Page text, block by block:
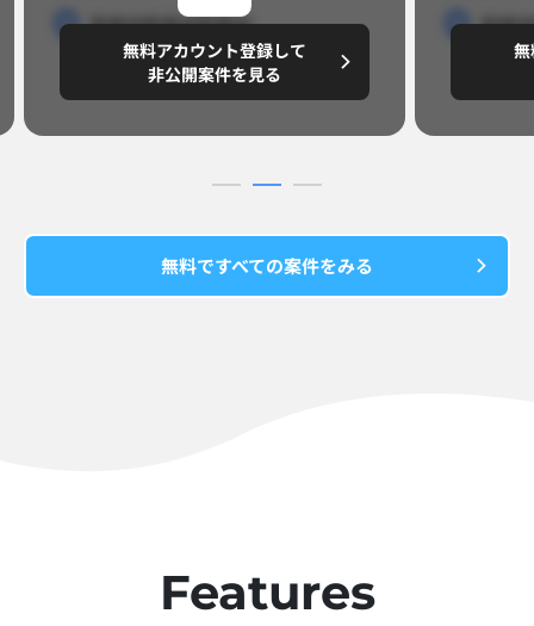
勤務地勤務地勤務地
～8,888,8888円/月
無料アカウント登録して
非公開案件を見る
勤務地
無料ですべての案件をみる
Features